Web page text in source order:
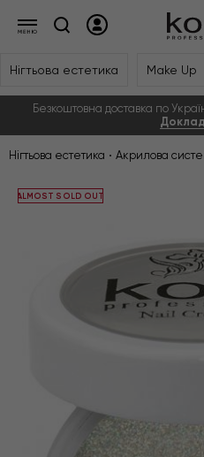
Нігтьова естетика Make Up
Безкоштовна доставка по
Нігтьова естетика Акрилова
ALMOST SOLD OUT